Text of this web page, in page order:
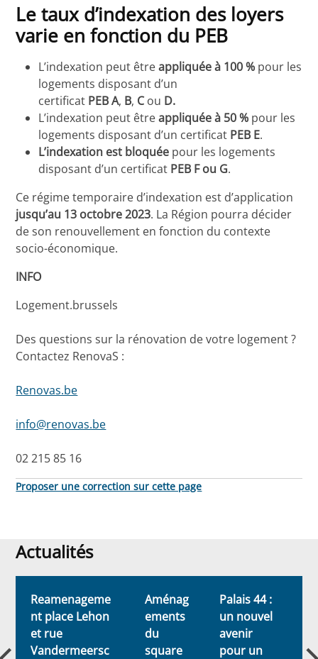
Le taux d’indexation des loyers
varie en fonction du PEB
L’indexation peut êtreappliquée à 100 % pour les
logements disposant d’un
certificat PEB A, B, Cou D.
L’indexation peut êtreappliquée à 50 % pour les
logements disposant d’un certificat PEB E.
L’indexation est bloquée pour les logements
disposant d’un certificat PEB F ou G.
Ce régime temporaire d’indexation est d’application
jusqu’au 13 octobre 2023. La Région pourra décider
de son renouvellement en fonction du contexte
socio-économique.
INFO
Logement.brussels
Des questions sur la rénovation de votre logement ?
Contactez RenovaS :
Renovas.be
info@renovas.be
02 215 85 16
Proposer une correction sur cette page
Actualités
Actualités
Reamenageme
nt place Lehon
et rue
Vandermeersc
Aménag
ements
du
square
Palais 44 :
un nouvel
avenir
pour un